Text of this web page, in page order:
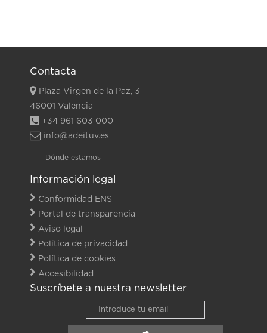
Contacta
Plaza Virgen de la Paz, 3
46001 Valencia
+34 961 603 000
info@adeituv.es
Dónde estamos
Información legal
Conformidad ENS
Portal de transparencia
Aviso legal
Política de privacidad
Política de cookies
Accesibilidad
Suscríbete a nuestra newsletter